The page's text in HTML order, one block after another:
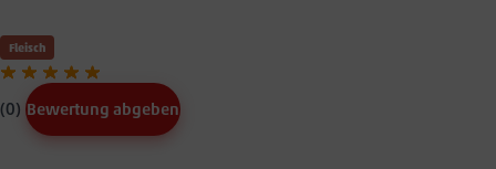
Fleisch
(0) Bewertung abgeben